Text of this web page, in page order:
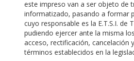
este impreso van a ser objeto de
informatizado, pasando a formar
cuyo responsable es la E.T.S.I. de
pudiendo ejercer ante la misma
acceso, rectificación, cancelación
términos establecidos en la